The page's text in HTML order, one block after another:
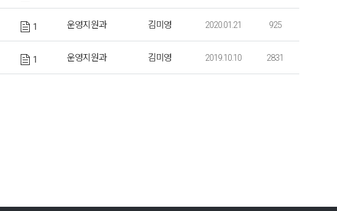
1 운영지원과 김미영 2020.01.21 925
1 운영지원과 김미영 2019.10.10 2831